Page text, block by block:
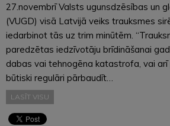
27.novembrī Valsts ugunsdzēsības un
(VUGD) visā Latvijā veiks trauksmes
iedarbinot tās uz trim minūtēm.
paredzētas iedzīvotāju brīdināšanai
dabas vai tehnogēna katastrofa, vai
būtiski regulāri pārbaudīt…
LASĪT VISU